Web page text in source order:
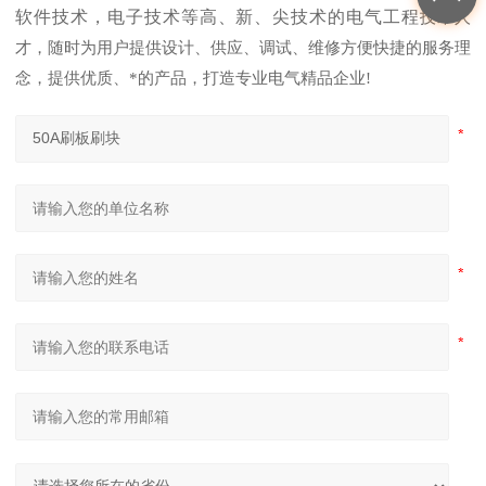
软件技术，电子技术等高、新、尖技术的电气工程技术人
才，随时为用户提供设计、供应、调试、维修方便快捷的服务理
念，提供优质、*的产品，打造专业电气精品企业!